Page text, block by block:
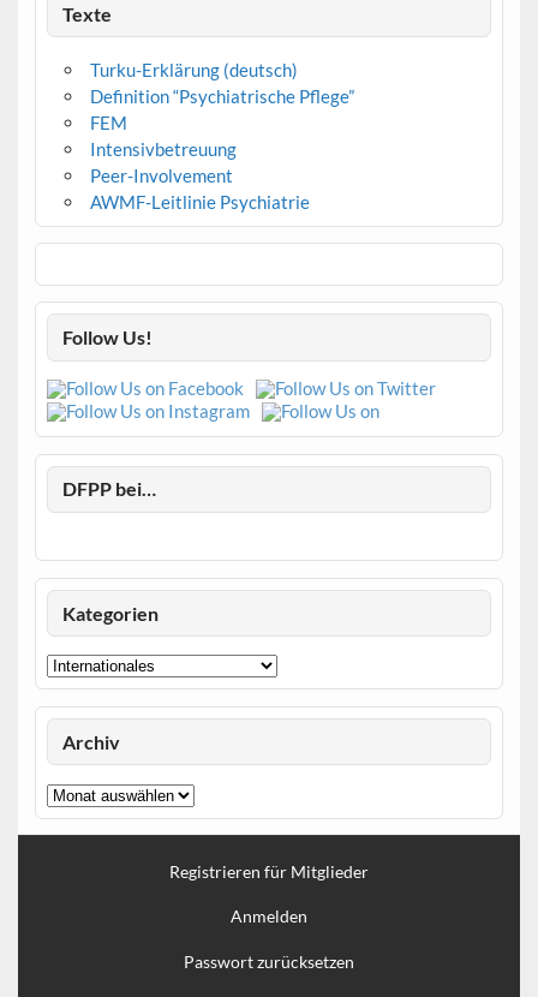
Texte
Turku-Erklärung (deutsch)
Definition “Psychiatrische Pflege”
FEM
Intensivbetreuung
Peer-Involvement
AWMF-Leitlinie Psychiatrie
Follow Us!
DFPP bei…
Kategorien
Kategorien
Archiv
Archiv
Registrieren für Mitglieder
Anmelden
Passwort zurücksetzen